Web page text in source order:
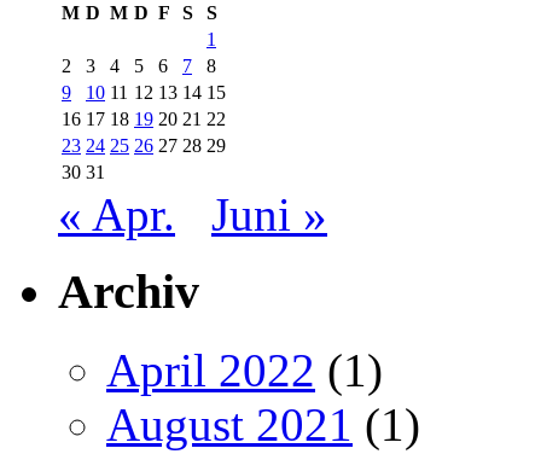
M D M D F S
S
1
2
3 4 5 6 7
8
9
10 11 12 13 14 15
16 17 18 19 20 21 22
23 24 25 26 27 28 29
30 31
« Apr. Juni »
Archiv
April 2022 (1)
August 2021 (1)